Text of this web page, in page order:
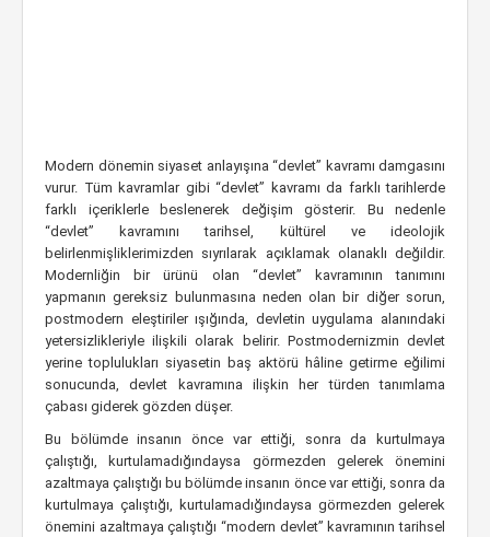
Modern dönemin siyaset anlayışına “devlet” kavramı damgasını
vurur. Tüm kavramlar gibi “devlet” kavramı da farklı tarihlerde
farklı içeriklerle beslenerek değişim gösterir. Bu nedenle
“devlet” kavramını tarihsel, kültürel ve ideolojik
belirlenmişliklerimizden sıyrılarak açıklamak olanaklı değildir.
Modernliğin bir ürünü olan “devlet” kavramının tanımını
yapmanın gereksiz bulunmasına neden olan bir diğer sorun,
postmodern eleştiriler ışığında, devletin uygulama alanındaki
yetersizlikleriyle ilişkili olarak belirir. Postmodernizmin devlet
yerine toplulukları siyasetin baş aktörü hâline getirme eğilimi
sonucunda, devlet kavramına ilişkin her türden tanımlama
çabası giderek gözden düşer.
Bu bölümde insanın önce var ettiği, sonra da kurtulmaya
çalıştığı, kurtulamadığındaysa görmezden gelerek önemini
azaltmaya çalıştığı bu bölümde insanın önce var ettiği, sonra da
kurtulmaya çalıştığı, kurtulamadığındaysa görmezden gelerek
önemini azaltmaya çalıştığı “modern devlet” kavramının tarihsel